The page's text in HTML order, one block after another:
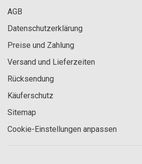
AGB
Datenschutzerklärung
Preise und Zahlung
Versand und Lieferzeiten
Rücksendung
Käuferschutz
Sitemap
Cookie-Einstellungen anpassen